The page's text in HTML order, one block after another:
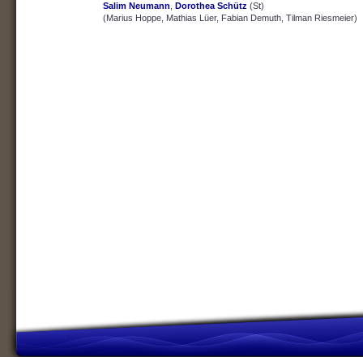
Salim Neumann Dorothea Schütz (St)
(Marius Hoppe, Mathias Lüer, Fabian Demuth, Tilman Riesmeier)